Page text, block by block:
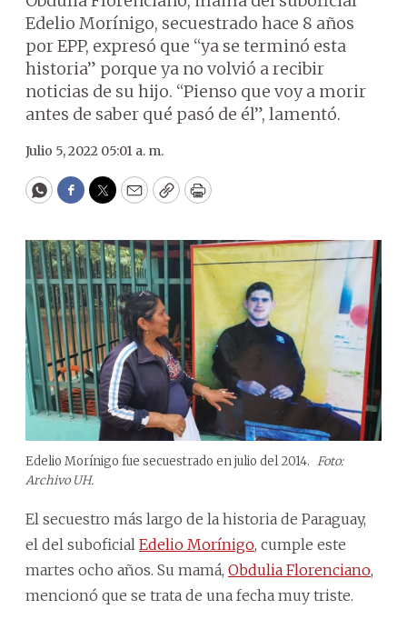
Edelio Morínigo, secuestrado hace 8 años
por EPP, expresó que “ya se terminó esta
historia” porque ya no volvió a recibir
noticias de su hijo. “Pienso que voy a morir
antes de saber qué pasó de él”, lamentó.
Julio 5, 2022 05:01 a. m.
WhatsApp
Facebook
Twitter
EmailCopyPrint
Edelio Morínigo fue secuestrado en julio del 2014. Foto:
Archivo UH.
El secuestro más largo de la historia de Paraguay,
el del suboficial Edelio Morínigo, cumple este
martes ocho años. Su mamá, Obdulia Florenciano,
mencionó que se trata de una fecha muy triste.